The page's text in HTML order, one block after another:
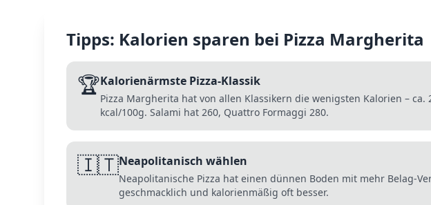
Tipps: Kalorien sparen bei Pizza Margherita
🏆Kalorienärmste Pizza-Klassik
Pizza Margherita hat von allen Klassikern die wenigsten Kalorien – ca.
kcal/100g. Salami hat 260, Quattro Formaggi 280.
🇮🇹Neapolitanisch wählen
Neapolitanische Pizza hat einen dünnen Boden mit mehr Belag-
geschmacklich und kalorienmäßig oft besser.